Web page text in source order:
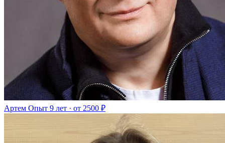
Артем Опыт 9 лет · от 2500 ₽